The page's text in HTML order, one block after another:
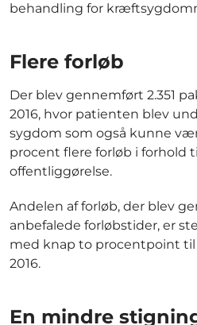
behandling for
Flere forløb
Der blev gennemført 2.351
2016, hvor patienten blev
sygdom som også kunne
procent flere forløb i forhold
offentliggørelse.
Andelen af forløb, der blev
anbefalede forløbstider, er
med knap to procentpoint til
2016.
En mindre